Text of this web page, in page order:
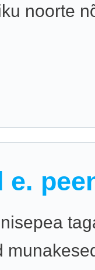
noorte
e.